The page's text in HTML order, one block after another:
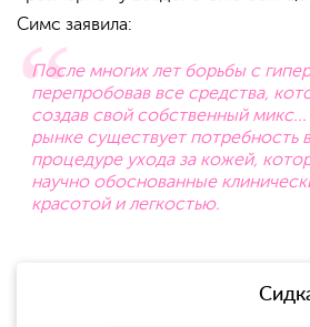
Симс заявила:
После многих лет борьбы с
перепробовав все средства,
создав свой собственный микс...
рынке существует потребность
процедуре ухода за кожей,
научно обоснованные
красотой и легкостью.